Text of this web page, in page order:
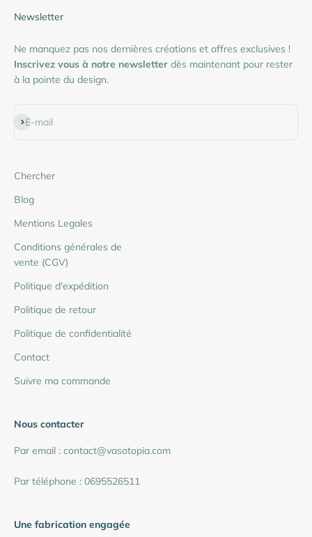
Newsletter
Ne manquez pas nos dernières créations et offres exclusives !
Inscrivez vous à notre newsletter dès maintenant pour rester
à la pointe du design.
E-mail
S'inscrire
Chercher
Blog
Mentions Legales
Conditions générales de
vente (CGV)
Politique d'expédition
Politique de retour
Politique de confidentialité
Contact
Suivre ma commande
Nous contacter
Par email : contact@vasotopia.com
Par téléphone : 0695526511
Une fabrication engagée